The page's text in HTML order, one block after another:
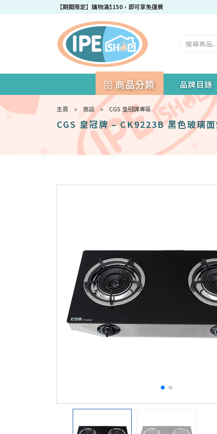
成為IPEshop會員，新會員即可獲得迎新$50購物優惠碼！
商品分類 品牌目錄
主頁 » 商店» CGS 皇冠牌專區
CGS 皇冠牌 – CK9223B 黑色玻璃